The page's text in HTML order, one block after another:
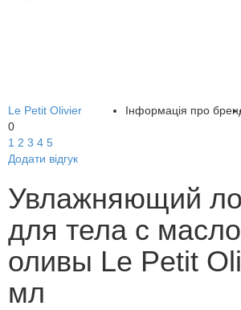
Інформація про
Le Petit Olivier
0
1 2 3 4 5
Додати відгук
Увлажняющий
для тела с
оливы Le Petit
мл